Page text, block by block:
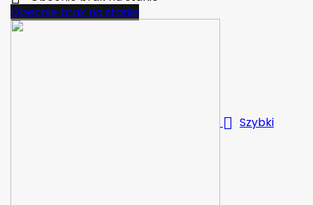
Obecnie brak na stanie
 Szybki